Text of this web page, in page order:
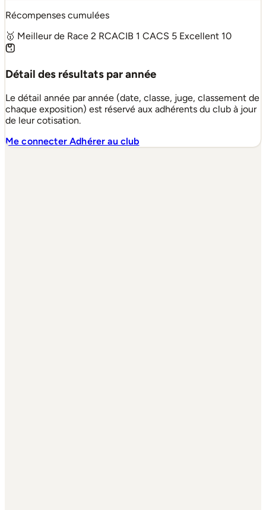
Récompenses cumulées
🥇 Meilleur de Race 2 RCACIB 1 CACS 5 Excellent 10
Détail des résultats par année
Le détail année par année (date, classe, juge, classement de
chaque exposition) est réservé aux adhérents du club à jour
de leur cotisation.
Me connecterAdhérer au club